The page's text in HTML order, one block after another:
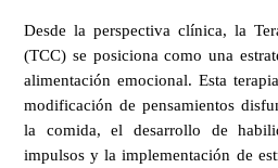
Desde la perspectiva clínica, la
(TCC) se posiciona como una
alimentación emocional. Esta
modificación de pensamientos
la comida, el desarrollo de
impulsos y la implementación de